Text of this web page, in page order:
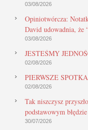
03/08/2026
Opiniotwórcza:
David udowadnia, że
03/08/2026
JESTEŚMY
02/08/2026
PIERWSZE
02/08/2026
Tak niszczysz
podstawowym błędzie
30/07/2026